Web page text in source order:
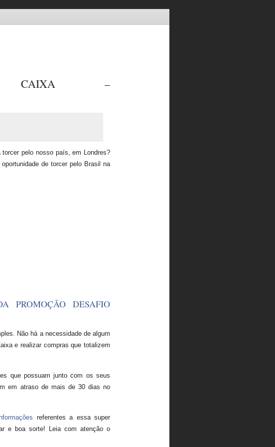
CAIXA –
pelo nosso país, em Londres?
de torcer pelo Brasil na
PROMOÇÃO DESAFIO
Não há a necessidade de algum
e realizar compras que totalizem
que possuam junto com os seus
em atraso de mais de 30 dias no
referentes a essa super
e boa sorte! Leia com atenção o